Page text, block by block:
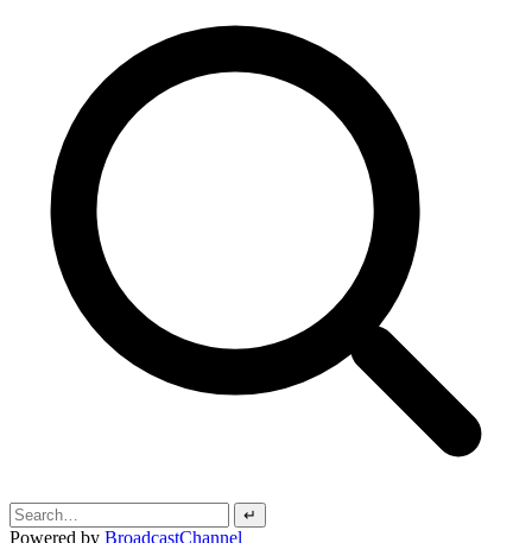
↵
Powered by BroadcastChannel